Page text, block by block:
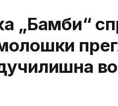
„Бамби“